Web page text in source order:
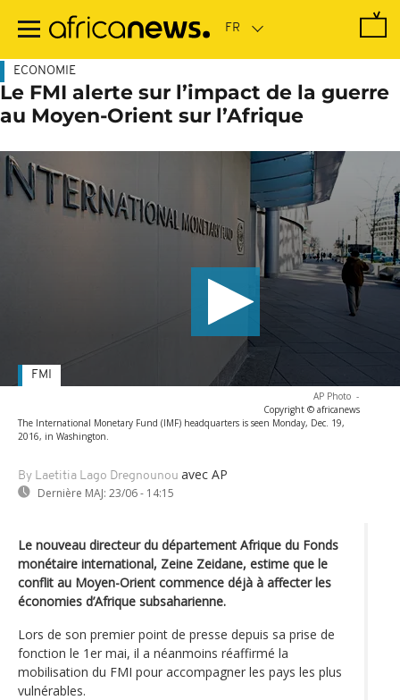
contenu
ECONOMIE
Le FMI alerte sur l’impact de la guerre
au Moyen-Orient sur l’Afrique
AP Photo -
Copyright © africanews
The International Monetary Fund (IMF) headquarters is seen Monday, Dec. 19,
2016, in Washington.
By Laetitia Lago Dregnounou avec AP
Dernière MAJ: 23/06 - 14:15
FMI
Le nouveau directeur du département Afrique du Fonds
monétaire international, Zeine Zeidane, estime que le
conflit au Moyen-Orient commence déjà à affecter les
économies d’Afrique subsaharienne.
Lors de son premier point de presse depuis sa prise de
fonction le 1er mai, il a néanmoins réaffirmé la
mobilisation du FMI pour accompagner les pays les plus
vulnérables.